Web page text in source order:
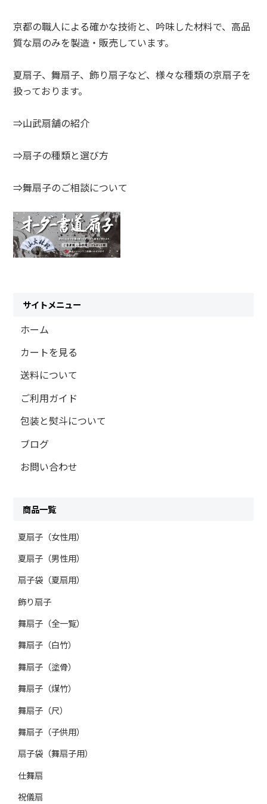
京都の職人による確かな技術と、吟味した材料で、高品
質な扇のみを製造・販売しています。
夏扇子、舞扇子、飾り扇子など、様々な種類の京扇子を
扱っております。
⇒山武扇舗の紹介
⇒扇子の種類と選び方
⇒舞扇子のご相談について
サイトメニュー
ホーム
カートを見る
送料について
ご利用ガイド
包装と熨斗について
ブログ
お問い合わせ
商品一覧
夏扇子（女性用）
夏扇子（男性用）
扇子袋（夏扇用）
飾り扇子
舞扇子（全一覧）
舞扇子（白竹）
舞扇子（塗骨）
舞扇子（煤竹）
舞扇子（尺）
舞扇子（子供用）
扇子袋（舞扇子用）
仕舞扇
祝儀扇